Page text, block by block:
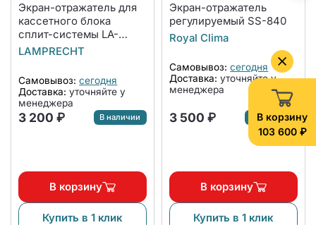
В корзину
103 600 ₽
Экран-отражатель для
кассетного блока
сплит-системы LA-
NW600-CA
LAMPRECHT
Самовывоз: сегодня
Доставка: уточняйте у
менеджера
3 200 ₽ В наличии
В корзину
Купить в 1 клик
Экран-отражатель
регулируемый SS-840
Royal Clima
Самовывоз: сегодня
Доставка: уточняйте у
менеджера
3 500 ₽ В наличии
В корзину
Купить в 1 клик